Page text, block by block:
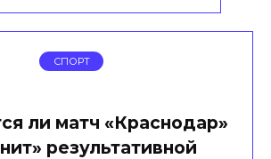
СПОРТ
ли матч «Краснодар»
результативной